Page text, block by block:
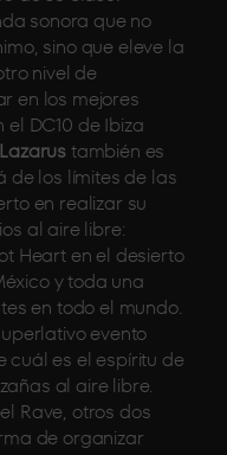
sonora que no
sino que eleve la
nivel de
en los mejores
DC10 de Ibiza
también es
de los límites de las
en realizar su
al aire libre:
Heart en el desierto
y toda una
en todo el mundo.
evento
cuál es el espíritu de
al aire libre.
Rave, otros dos
de organizar